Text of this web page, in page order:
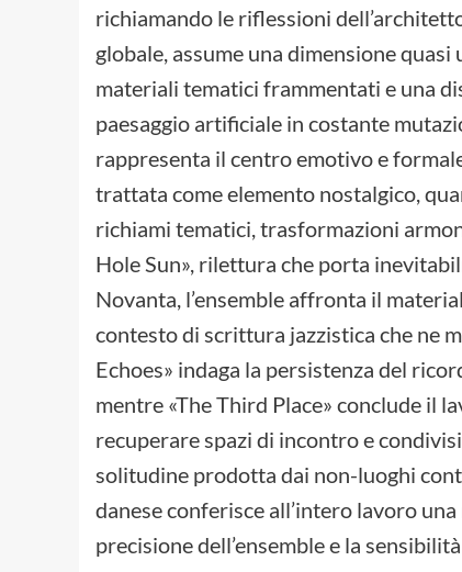
richiamando le riflessioni
globale, assume una dimensione
materiali tematici frammentati e una
paesaggio artificiale in costante
rappresenta il centro emotivo e
trattata come elemento nostalgico,
richiami tematici, trasformazioni
Hole Sun», rilettura che porta
Novanta, l’ensemble affronta il
contesto di scrittura jazzistica che ne
Echoes» indaga la persistenza del
mentre «The Third Place» conclude il
recuperare spazi di incontro e
solitudine prodotta dai non-luoghi
danese conferisce all’intero lavoro
precisione dell’ensemble e la